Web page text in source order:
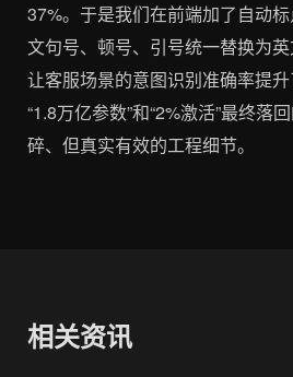
37%。于是我们在前端加了自动
文句号、顿号、引号统一替换为
让客服场景的意图识别准确率提
“1.8万亿参数”和“2%激活”最终落
碎、但真实有效的工程细节。
相关资讯